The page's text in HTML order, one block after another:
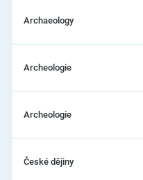
Archaeology
Archeologie
Archeologie
České dějiny